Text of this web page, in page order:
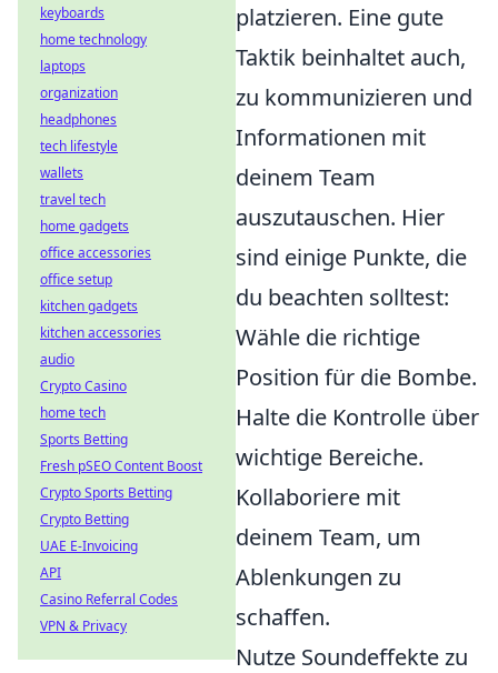
platzieren. Eine gute
Taktik beinhaltet auch,
zu kommunizieren und
Informationen mit
deinem Team
auszutauschen. Hier
sind einige Punkte, die
du beachten solltest:
Wähle die richtige
Position für die Bombe.
Halte die Kontrolle über
wichtige Bereiche.
Kollaboriere mit
deinem Team, um
Ablenkungen zu
schaffen.
Nutze Soundeffekte zu
keyboards
home technology
laptops
organization
headphones
tech lifestyle
wallets
travel tech
home gadgets
office accessories
office setup
kitchen gadgets
kitchen accessories
audio
Crypto Casino
home tech
Sports Betting
Fresh pSEO Content Boost
Crypto Sports Betting
Crypto Betting
UAE E-Invoicing
API
Casino Referral Codes
VPN & Privacy